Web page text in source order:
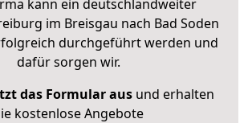
kann ein deutschlandweiter
im Breisgau nach Bad Soden
durchgeführt werden und
dafür sorgen wir.
das Formular ausund erhalten
kostenlose Angebote